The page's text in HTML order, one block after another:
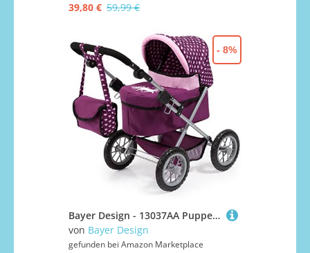
39,80 € 59,99 €
Bayer Design - 13037AA Puppenwagen Trendy, höhenverstellbar, zusammenklappbar, mit Umhängetasche und integriertem Einkaufskorb, 67 cm x 41 cm x 68 cm, Pflaume, Lila, Rosa
von Bayer Design
gefunden bei Amazon Marketplace
- 8%